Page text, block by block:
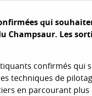
qui
Champsaur. Les
confirmés qui
techniques de
en parcourant plus